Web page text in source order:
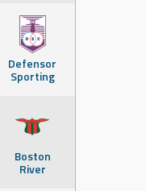
Defensor
Sporting
Boston
River